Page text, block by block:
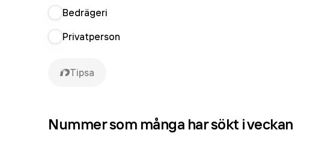
Bedrägeri
Privatperson
Tipsa
Nummer som många har sökt i veckan